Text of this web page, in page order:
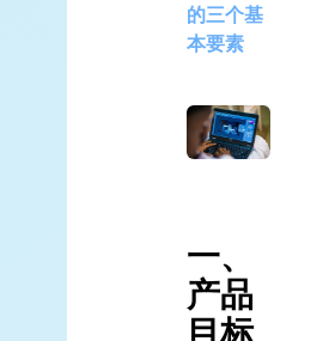
的三个基
本要素
一、
产品
目标